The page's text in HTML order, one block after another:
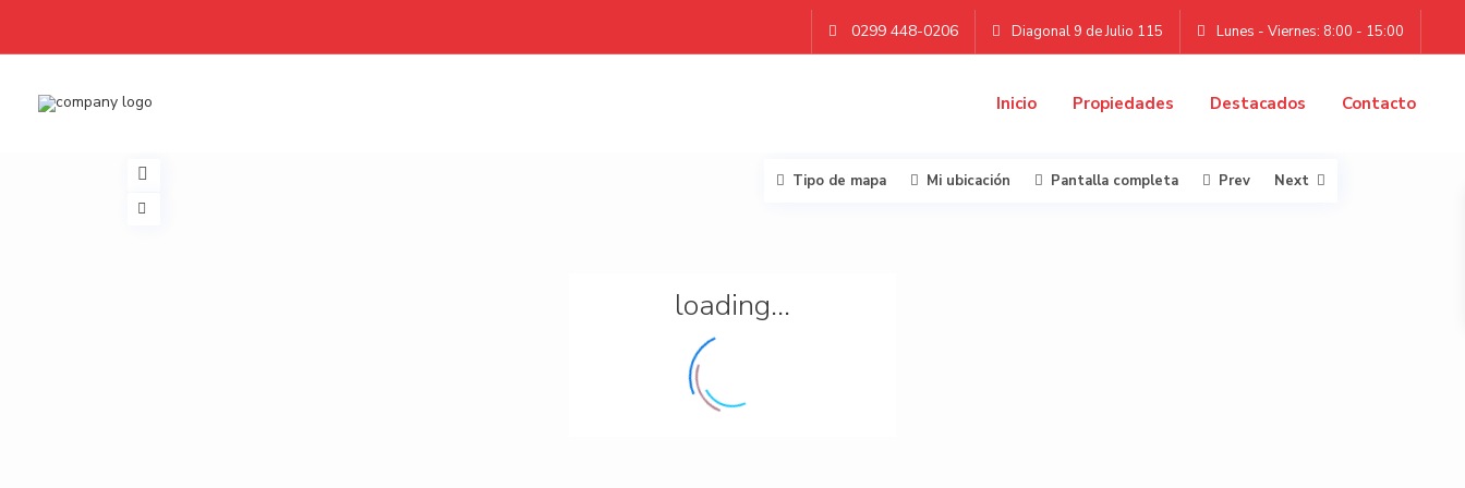
0299 448-0206 Diagonal 9 de Julio 115 Lunes - Viernes: 8:00 - 15:00
Inicio Propiedades Destacados Contacto
loading...
Tipo de mapa Mi ubicación Pantalla completa Prev Next